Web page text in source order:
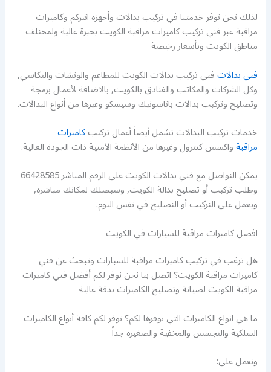
لذلك نحن نوفر خدمتنا في تركيب بدالات وأجهزة انتركم وكاميرات
مراقبة عبر فني تركيب كاميرات مراقبة الكويت بخبرة عالية ولمختلف
مناطق الكويت وبأسعار رخيصة
فني بدالاتفني تركيب بدالات الكويت للمطاعم والونشات والتكاسي,
وكل الشركات والمكاتب والفنادق بالكويت, بالاضافة لأعمال برمجة
وتصليح وتركيب بدالات باناسونيك وسيسكو وغيرها من أنواع البدالات.
خدمات تركيب البدالات تشمل أيضاً أعمال تركيبكاميرات
مراقبةواكسس كنترول وغيرها من الأنظمة الأمنية ذات الجودة العالية.
يمكن التواصل مع فني بدالات الكويت على الرقم المباشر 66428585
وطلب تركيب أو تصليح بدالة الكويت, وسيصلك لمكانك مباشرة,
ويعمل على التركيب أو التصليح في نفس اليوم.
افضل كاميرات مراقبة للسيارات في الكويت
هل ترغب في تركيب كاميرات مراقبة للسيارات وتبحث عن فني
كاميرات مراقبة الكويت؟ اتصل بنا نحن نوفر لكم أفضل فني كاميرات
مراقبة الكويت لصيانة وتصليح الكاميرات بدقة عالية
ما هي انواع الكاميرات التي نوفرها لكم؟ نوفر لكم كافة أنواع الكاميرات
السلكية والتجسس والمخفية والصغيرة جداً
ونعمل على: